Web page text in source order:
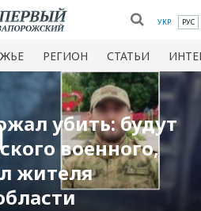
УКР РУС
РЕГИОН СТАТЬИ
убить: будут
военного,
жителя